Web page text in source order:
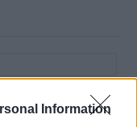
Information